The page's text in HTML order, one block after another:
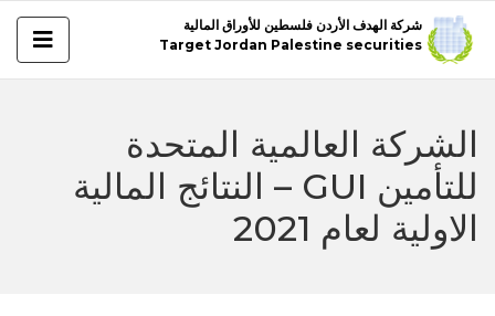
شركة الهدف الأردن فلسطين للأوراق المالية
Target Jordan Palestine securities
الشركة العالمية المتحدة
للتأمين GUI – النتائج المالية
الاولية لعام 2021